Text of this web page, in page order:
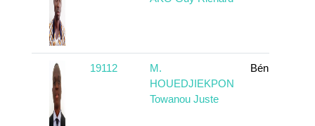
19112
M.
HOUEDJIEKPON
Towanou Juste
Bénin